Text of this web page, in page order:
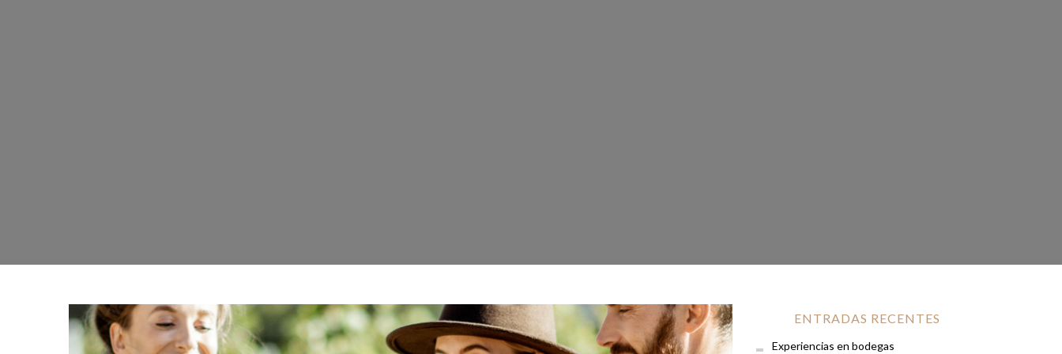
ENTRADAS RECENTES
Experiencias en bodegas